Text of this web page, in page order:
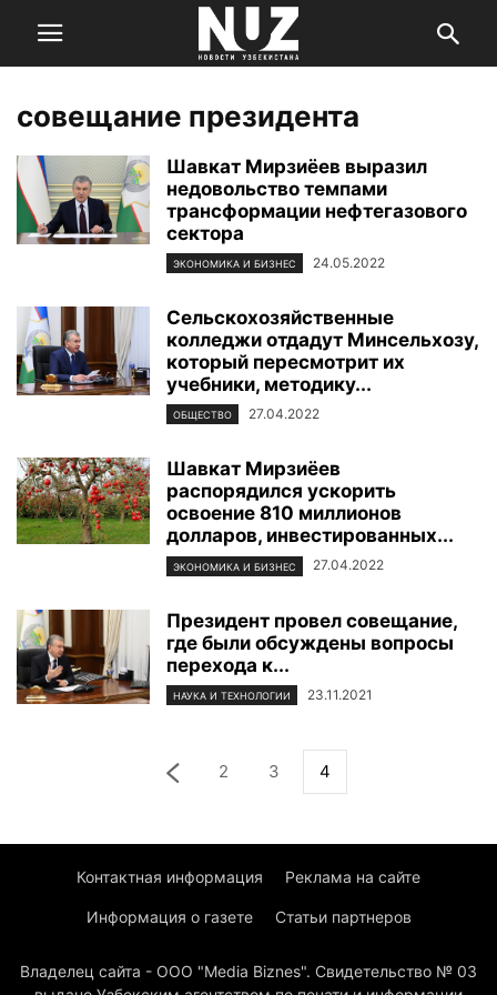
совещание президента
Шавкат Мирзиёев выразил
недовольство темпами
трансформации нефтегазового
сектора
ЭКОНОМИКА И БИЗНЕС 24.05.2022
Сельскохозяйственные
колледжи отдадут Минсельхозу,
который пересмотрит их
учебники, методику...
ОБЩЕСТВО 27.04.2022
Шавкат Мирзиёев
распорядился ускорить
освоение 810 миллионов
долларов, инвестированных...
ЭКОНОМИКА И БИЗНЕС 27.04.2022
Президент провел совещание,
где были обсуждены вопросы
перехода к...
НАУКА И ТЕХНОЛОГИИ 23.11.2021
2 3 4
Контактная информация Реклама на сайте
Информация о газете Статьи партнеров
Владелец сайта - ООО "Media Biznes". Свидетельство № 03